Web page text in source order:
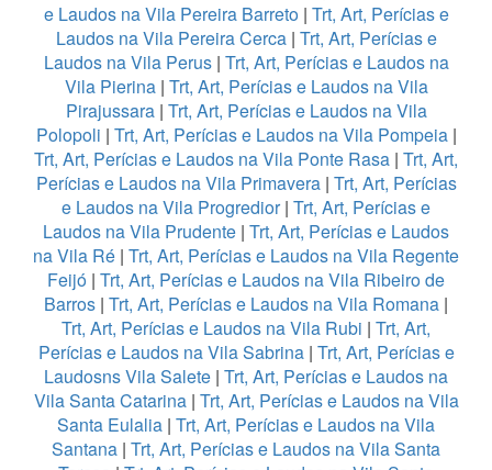
e Laudos na Vila Pereira Barreto| Trt, Art, Perícias e
Laudos na Vila Pereira Cerca| Trt, Art, Perícias e
Laudos na Vila Perus| Trt, Art, Perícias e Laudos na
Vila Pierina| Trt, Art, Perícias e Laudos na Vila
Pirajussara| Trt, Art, Perícias e Laudos na Vila
Polopoli | Trt, Art, Perícias e Laudos na Vila Pompeia|
Trt, Art, Perícias e Laudos na Vila Ponte Rasa | Trt, Art,
Perícias e Laudos na Vila Primavera| Trt, Art, Perícias
e Laudos na Vila Progredior| Trt, Art, Perícias e
Laudos na Vila Prudente | Trt, Art, Perícias e Laudos
na Vila Ré | Trt, Art, Perícias e Laudos na Vila Regente
Feijó | Trt, Art, Perícias e Laudos na Vila Ribeiro de
Barros | Trt, Art, Perícias e Laudos na Vila Romana |
Trt, Art, Perícias e Laudos na Vila Rubi | Trt, Art,
Perícias e Laudos na Vila Sabrina| Trt, Art, Perícias e
Laudosns Vila Salete | Trt, Art, Perícias e Laudos na
Vila Santa Catarina| Trt, Art, Perícias e Laudos na Vila
Santa Eulalia | Trt, Art, Perícias e Laudos na Vila
Santana | Trt, Art, Perícias e Laudos na Vila Santa